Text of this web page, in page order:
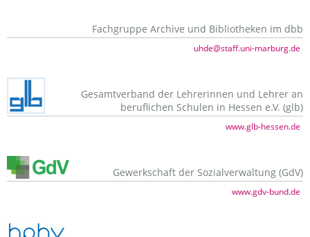
Fachgruppe Archive und Bibliotheken im dbb
uhde@staff.uni-marburg.de
Gesamtverband der Lehrerinnen und Lehrer an
beruflichen Schulen in Hessen e.V. (glb)
www.glb-hessen.de
Gewerkschaft der Sozialverwaltung (GdV)
www.gdv-bund.de